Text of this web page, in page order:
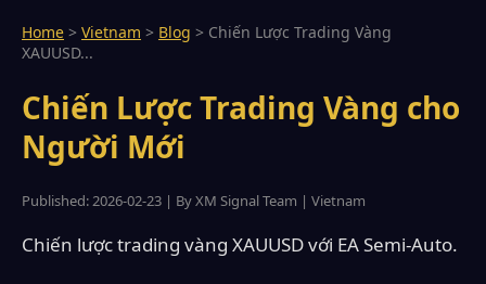
Home > Vietnam > Blog > Chiến Lược Trading Vàng
XAUUSD...
Chiến Lược Trading Vàng cho
Người Mới
Published: 2026-02-23 | By XM Signal Team | Vietnam
Chiến lược trading vàng XAUUSD với EA Semi-Auto.